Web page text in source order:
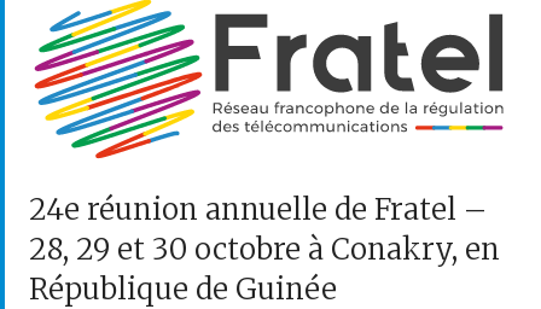
24e réunion annuelle de Fratel –
28, 29 et 30 octobre à Conakry, en
République de Guinée